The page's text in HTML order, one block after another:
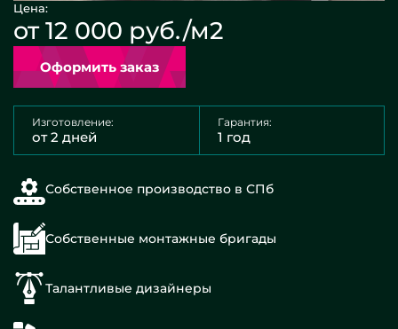
Цена:
от 12 000 руб./м2
Оформить заказ
Изготовление:
от 2 дней
Гарантия:
1 год
Собственное производство в СПб
Собственные монтажные бригады
Талантливые дизайнеры